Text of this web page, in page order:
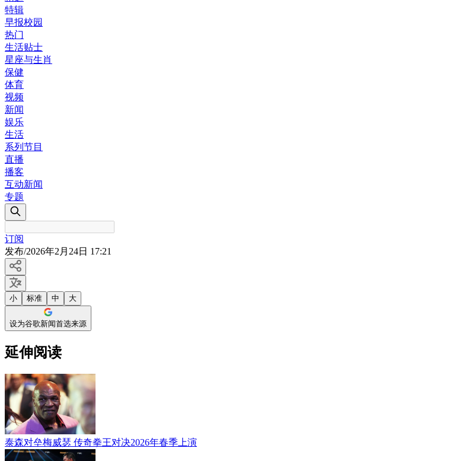
特辑
早报校园
热门
生活贴士
星座与生肖
保健
体育
视频
新闻
娱乐
生活
系列节目
直播
播客
互动新闻
专题
订阅
发布/2026年2月24日 17:21
小 标准 中 大
设为谷歌新闻首选来源
延伸阅读
泰森对垒梅威瑟 传奇拳王对决2026年春季上演